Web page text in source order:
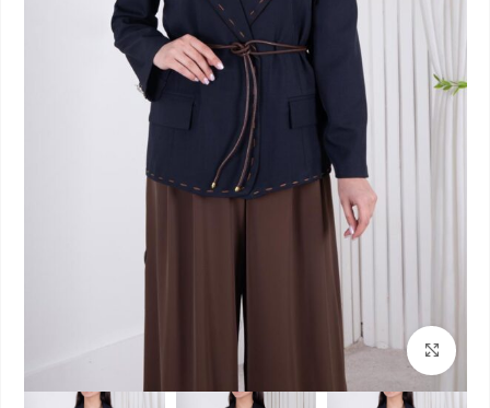
بزرگنمایی تصویر